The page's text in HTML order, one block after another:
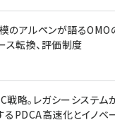
のアルペンが語る
ス転換、評価制度
略。レガシーシステム
るPDCA高速化とイノベ